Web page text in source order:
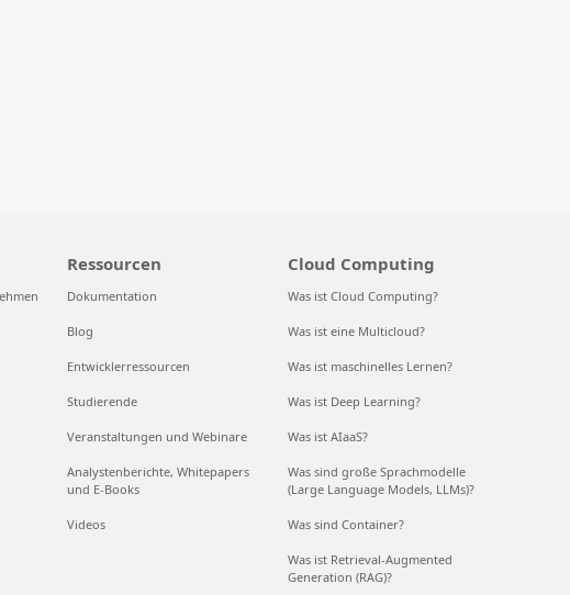
Ressourcen
Dokumentation
Blog
Entwicklerressourcen
Studierende
Veranstaltungen und Webinare
Analystenberichte, Whitepapers
und E-Books
Videos
Cloud Computing
Was ist Cloud Computing?
Was ist eine Multicloud?
Was ist maschinelles Lernen?
Was ist Deep Learning?
Was ist AIaaS?
Was sind große Sprachmodelle
(Large Language Models, LLMs)?
Was sind Container?
Was ist Retrieval-Augmented
Generation (RAG)?